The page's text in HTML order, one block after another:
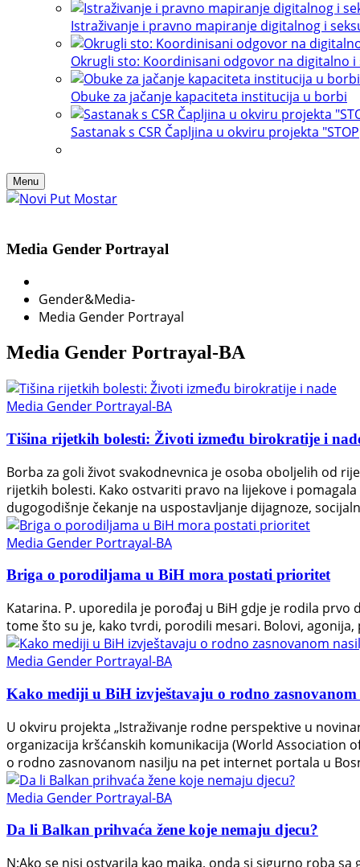
Istraživanje i pravno mapiranje digitalnog i
Okrugli sto: Koordinisani odgovor na digitalno i
Obuke za jačanje kapaciteta institucija u borbi
Sastanak s CSR Čapljina u okviru projekta "STOP
Menu
Media Gender Portrayal
Gender&Media-
Media Gender Portrayal
Media Gender Portrayal-BA
Media Gender Portrayal-BA
Tišina rijetkih bolesti: Životi između birokratije i
Borba za goli život svakodnevnica je osoba oboljelih od
rijetkih bolesti. Kako ostvariti pravo na lijekove i
dugogodišnje čekanje na uspostavljanje dijagnoze,
Media Gender Portrayal-BA
Briga o porodiljama u BiH mora postati prioritet
Katarina. P. uporedila je porođaj u BiH gdje je rodila
tome što su je, kako tvrdi, porodili mesari. Bolovi,
Media Gender Portrayal-BA
Kako mediji u BiH izvještavaju o rodno
U okviru projekta „Istraživanje rodne perspektive u
organizacija kršćanskih komunikacija (World
o rodno zasnovanom nasilju na pet internet portala u
Media Gender Portrayal-BA
Da li Balkan prihvaća žene koje nemaju djecu?
N:Ako se nisi ostvarila kao majka, onda si sigurno roba